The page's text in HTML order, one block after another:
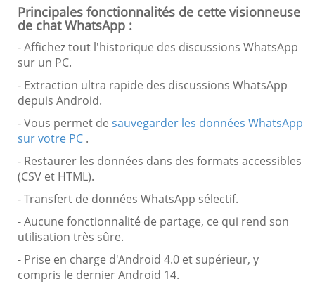
Principales fonctionnalités de cette visionneuse
de chat WhatsApp :
- Affichez tout l'historique des discussions WhatsApp
sur un PC.
- Extraction ultra rapide des discussions WhatsApp
depuis Android.
- Vous permet de sauvegarder les données WhatsApp
sur votre PC .
- Restaurer les données dans des formats accessibles
(CSV et HTML).
- Transfert de données WhatsApp sélectif.
- Aucune fonctionnalité de partage, ce qui rend son
utilisation très sûre.
- Prise en charge d'Android 4.0 et supérieur, y
compris le dernier Android 14.